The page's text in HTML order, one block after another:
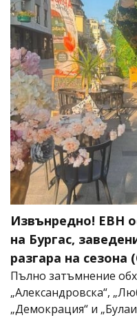
Извънредно! ЕВН
на Бургас,
разгара на
Пълно затъмнение
„Александровска“,
„Демокрация“ и